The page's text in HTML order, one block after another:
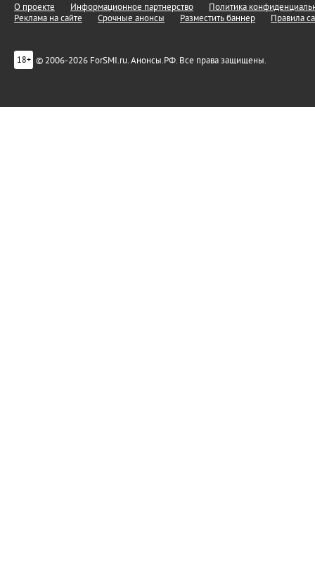
О проекте Информационное партнерство
Политика
Реклама на сайте
Срочные анонсы Разместить баннер Правила
18+ © 2006-2026 ForSMI.ru. Анонсы.РФ. Все права защищены.